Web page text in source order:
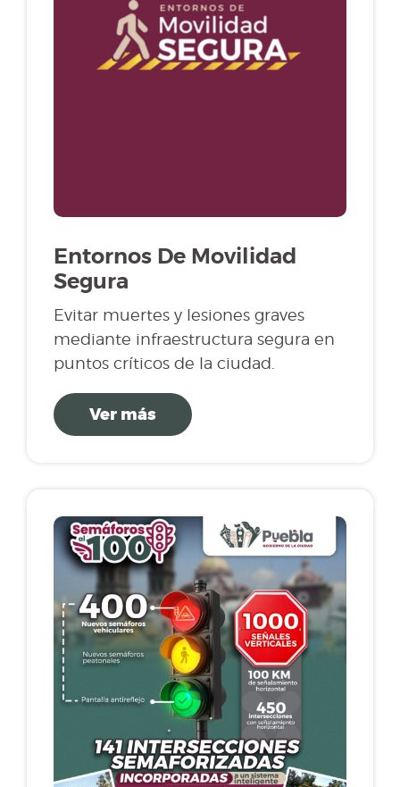
Entornos De Movilidad
Segura
Evitar muertes y lesiones graves
mediante infraestructura segura en
puntos críticos de la ciudad.
Ver más